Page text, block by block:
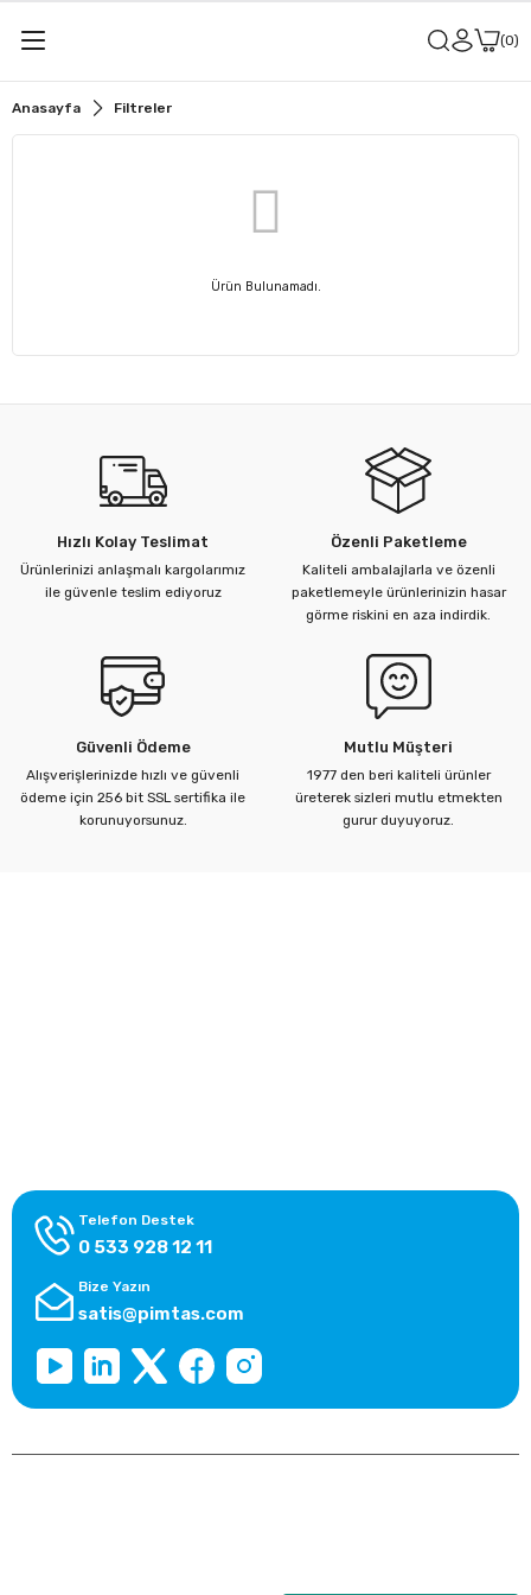
0
Anasayfa Filtreler
Ürün Bulunamadı.
Hızlı Kolay Teslimat
Ürünlerinizi anlaşmalı kargolarımız
ile güvenle teslim ediyoruz
Özenli Paketleme
Kaliteli ambalajlarla ve özenli
paketlemeyle ürünlerinizin hasar
görme riskini en aza indirdik.
Güvenli Ödeme
Alışverişlerinizde hızlı ve güvenli
ödeme için 256 bit SSL sertifika ile
korunuyorsunuz.
Mutlu Müşteri
1977 den beri kaliteli ürünler
üreterek sizleri mutlu etmekten
gurur duyuyoruz.
Telefon Destek
0 533 928 12 11
Bize Yazın
satis@pimtas.com